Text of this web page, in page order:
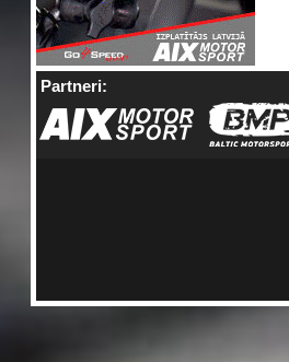
Partneri: